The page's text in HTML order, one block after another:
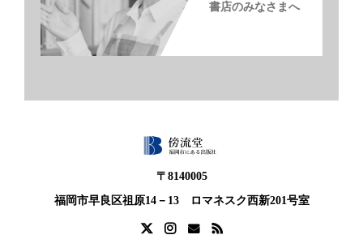
書店のみなさまへ
〒8140005
福岡市早良区祖原14－13 ロマネスク西新201号室